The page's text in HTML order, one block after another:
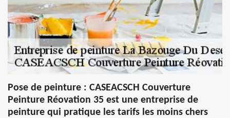
Pose de peinture : CASEACSCH Couverture
Peinture Réovation 35 est une entreprise de
peinture qui pratique les tarifs les moins chers